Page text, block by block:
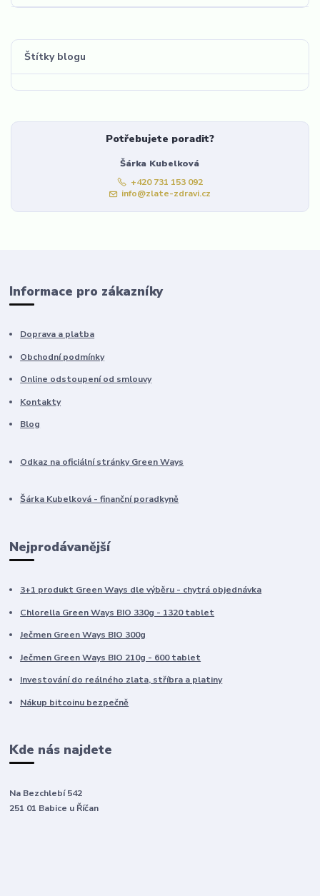
Štítky blogu
Potřebujete poradit?
Šárka Kubelková
+420 731 153 092
info@zlate-zdravi.cz
Informace pro zákazníky
Doprava a platba
Obchodní podmínky
Online odstoupení od smlouvy
Kontakty
Blog
Odkaz na oficiální stránky Green Ways
Šárka Kubelková - finanční poradkyně
Nejprodávanější
3+1 produkt Green Ways dle výběru - chytrá objednávka
Chlorella Green Ways BIO 330g - 1320 tablet
Ječmen Green Ways BIO 300g
Ječmen Green Ways BIO 210g - 600 tablet
Investování do reálného zlata, stříbra a platiny
Nákup bitcoinu bezpečně
Kde nás najdete
Na Bezchlebí 542
251 01 Babice u Říčan